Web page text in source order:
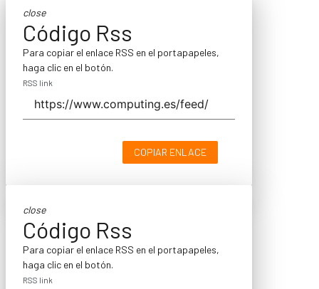
close
Código Rss
Para copiar el enlace RSS en el portapapeles,
haga clic en el botón.
RSS link
COPIAR ENLACE
close
Código Rss
Para copiar el enlace RSS en el portapapeles,
haga clic en el botón.
RSS link